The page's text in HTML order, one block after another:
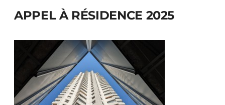
APPEL À RÉSIDENCE 2025